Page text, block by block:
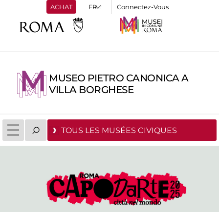
ACHAT Connectez-Vous
MUSEO PIETRO CANONICA A
VILLA BORGHESE
TOUS LES MUSÉES CIVIQUES